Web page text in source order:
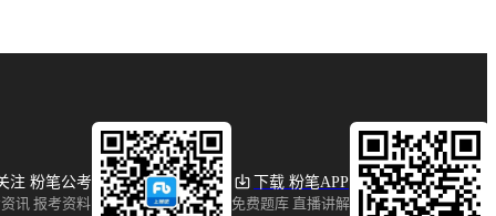
注 粉笔公考
讯 报考资料
下载 粉笔APP
免费题库 直播讲解